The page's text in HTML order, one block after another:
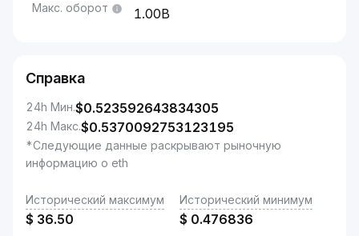
Макс. оборот 1.00B
Справка
24h Мин.$0.523592643834305
24h Макс.$0.5370092753123195
*Следующие данные раскрывают рыночную
информацию о eth
Исторический максимум
$ 36.50
Исторический минимум
$ 0.476836